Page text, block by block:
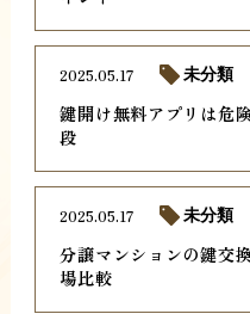
鍵開け無料アプリは危
段
2025.05.17 未分類
分譲マンションの鍵交
場比較
2025.05.17 未分類